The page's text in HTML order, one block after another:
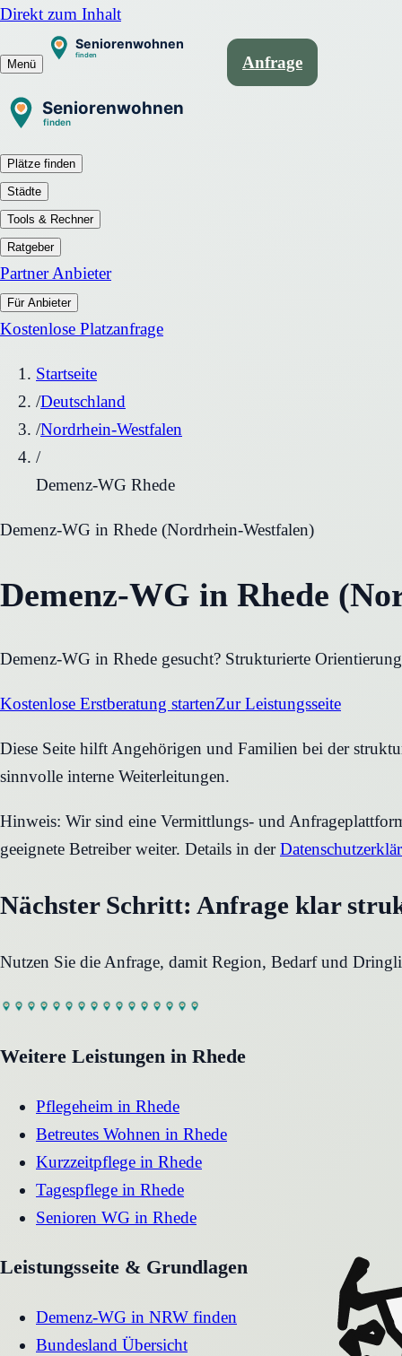
Direkt zum Inhalt
Menü Anfrage
Plätze finden
Städte
Tools & Rechner
Ratgeber
Partner Anbieter
Für Anbieter
Kostenlose Platzanfrage
Startseite
/Deutschland
/Nordrhein-Westfalen
/
Demenz-WG Rhede
Demenz-WG in Rhede (Nordrhein-Westfalen)
Demenz-WG in Rhede
Demenz-WG in Rhede gesucht? Strukturierte
Kostenlose Erstberatung startenZur Leistungsseite
Diese Seite hilft Angehörigen und Familien bei der
sinnvolle interne Weiterleitungen.
Hinweis: Wir sind eine Vermittlungs- und
geeignete Betreiber weiter. Details in der
Nächster Schritt: Anfrage klar
Nutzen Sie die Anfrage, damit Region, Bedarf und
Weitere Leistungen in Rhede
Pflegeheim in Rhede
Betreutes Wohnen in Rhede
Kurzzeitpflege in Rhede
Tagespflege in Rhede
Senioren WG in Rhede
Leistungsseite & Grundlagen
Demenz-WG in NRW finden
Bundesland Übersicht